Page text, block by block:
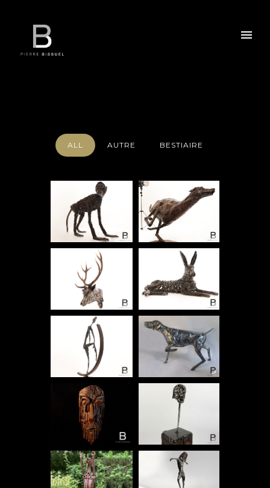
ALL AUTRE BESTIAIRE